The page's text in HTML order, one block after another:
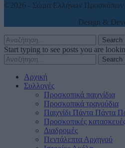
©2026 - Σώμα Ελλήνων
Design &
Search
Start typing to see posts you are
Search
Αρχική
Συλλογές
Προσκοπικά παιχνίδια
Προσκοπικά τραγούδια
Παιχνίδι Πάντα Πάντα
Προσκοπικές
Διαδρομές
Πεντάλεπτα Αρχηγού